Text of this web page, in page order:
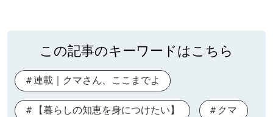
この記事のキーワードはこちら
連載｜クマさん、ここまでよ
【暮らしの知恵を身につけたい】 クマ